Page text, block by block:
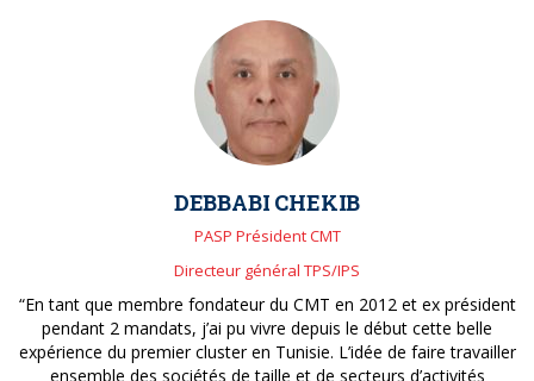
DEBBABI CHEKIB
PASP Président CMT
Directeur général TPS/IPS
“En tant que membre fondateur du CMT en 2012 et ex président
pendant 2 mandats, j’ai pu vivre depuis le début cette belle
expérience du premier cluster en Tunisie. L’idée de faire travailler
ensemble des sociétés de taille et de secteurs d’activités